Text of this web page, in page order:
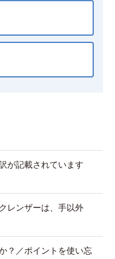
が記載されています
レンザーは、手以外
？／ポイントを使い忘